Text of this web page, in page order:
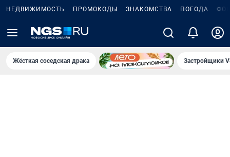
НЕДВИЖИМОСТЬ ПРОМОКОДЫ ЗНАКОМСТВА ПОГОДА
Жёсткая соседская драка Застройщики